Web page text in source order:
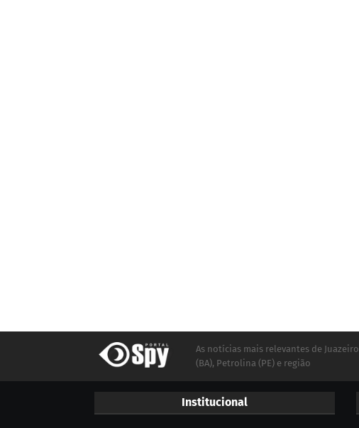
As notícias mais relevantes de Juazeiro
(BA), Petrolina (PE) e região
Institucional